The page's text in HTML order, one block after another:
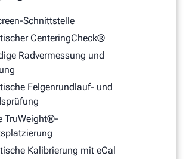
Schnittstelle
CenteringCheck®
Radvermessung und
Felgenrundlauf- und
TruWeight®-
Kalibrierung mit eCal